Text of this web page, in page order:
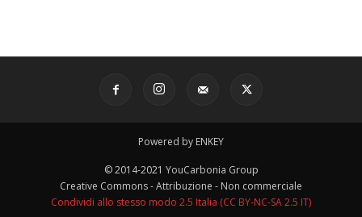
Powered by ENKEY
© 2014-2021 YouCarbonia Group
Creative Commons - Attribuzione - Non commerciale
Condividi allo stesso modo 2.5 Italia (CC BY-NC-SA 2.5 IT)